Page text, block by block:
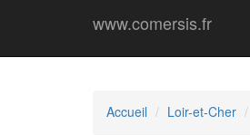
www.comersis.fr
Accueil Loir-et-Cher